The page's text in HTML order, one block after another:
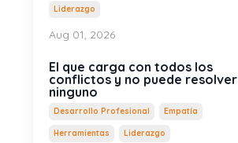
Liderazgo
Aug 01, 2026
El que carga con todos los
conflictos y no puede resolver
ninguno
Desarrollo Profesional Empatía
Herramientas Liderazgo